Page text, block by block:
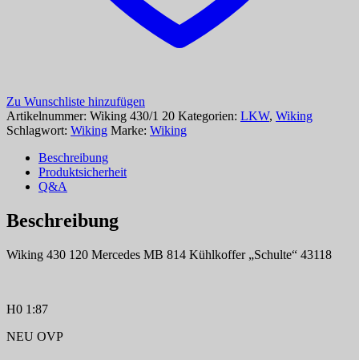
Zu Wunschliste hinzufügen
Artikelnummer: Wiking 430/1 20 Kategorien: LKW, Wiking
Schlagwort: Wiking Marke: Wiking
Beschreibung
Produktsicherheit
Q&A
Beschreibung
Wiking 430 120 Mercedes MB 814 Kühlkoffer „Schulte“ 43118
H0 1:87
NEU OVP